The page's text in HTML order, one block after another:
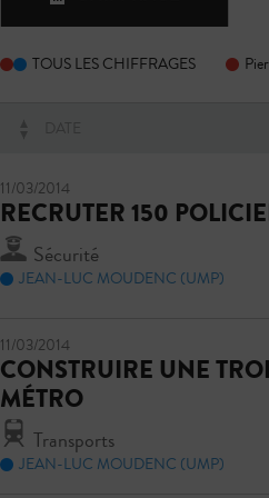
TOUS LES CHIFFRAGES
11/03/2014
RECRUTER 150
Sécurité
JEAN-LUC MOUDENC (UMP)
11/03/2014
CONSTRUIRE UNE
MÉTRO
Transports
JEAN-LUC MOUDENC (UMP)